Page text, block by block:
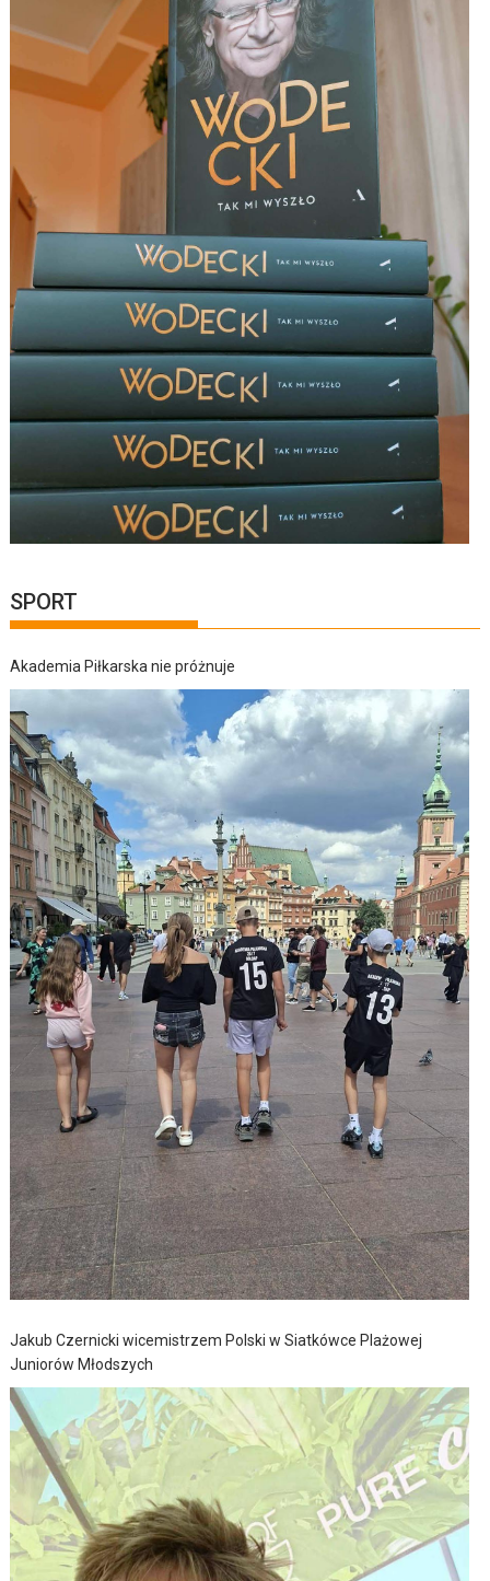
SPORT
Akademia Piłkarska nie próżnuje
Jakub Czernicki wicemistrzem Polski w Siatkówce Plażowej
Juniorów Młodszych